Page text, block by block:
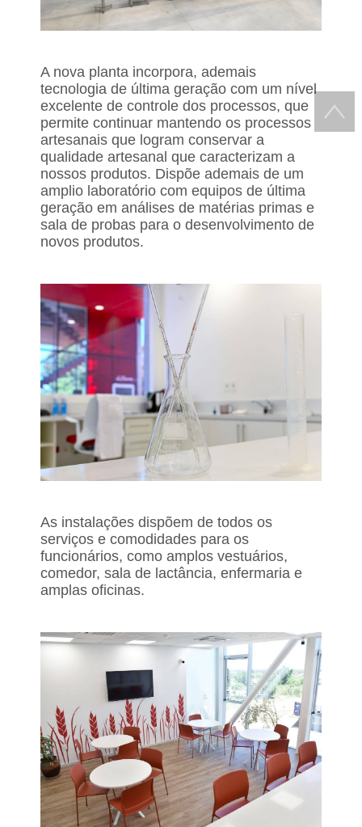
A nova planta incorpora, ademais
tecnologia de última geração com um nível
excelente de controle dos processos, que
permite continuar mantendo os processos
artesanais que logram conservar a
qualidade artesanal que caracterizam a
nossos produtos. Dispõe ademais de um
amplio laboratório com equipos de última
geração em análises de matérias primas e
sala de probas para o desenvolvimento de
novos produtos.
As instalações dispõem de todos os
serviços e comodidades para os
funcionários, como amplos vestuários,
comedor, sala de lactância, enfermaria e
amplas oficinas.